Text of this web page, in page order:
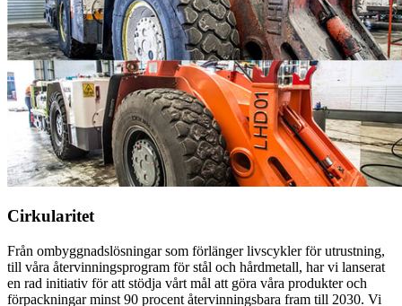
Cirkularitet
Från ombyggnadslösningar som förlänger livscykler för utrustning,
till våra återvinningsprogram för stål och hårdmetall, har vi lanserat
en rad initiativ för att stödja vårt mål att göra våra produkter och
förpackningar minst 90 procent återvinningsbara fram till 2030. Vi